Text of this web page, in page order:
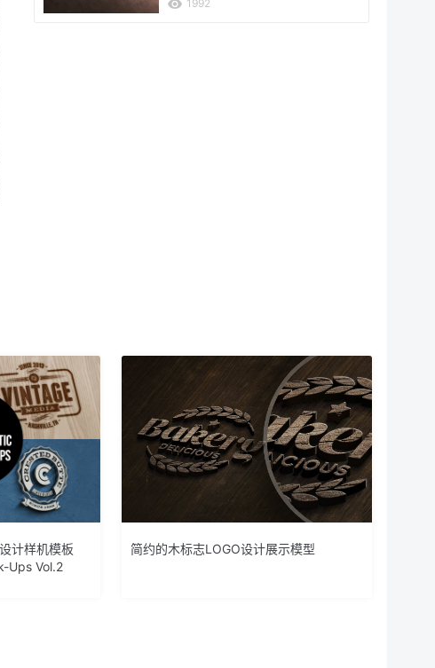
1992
计样机模板
Ups Vol.2
简约的木标志LOGO设计展示模型